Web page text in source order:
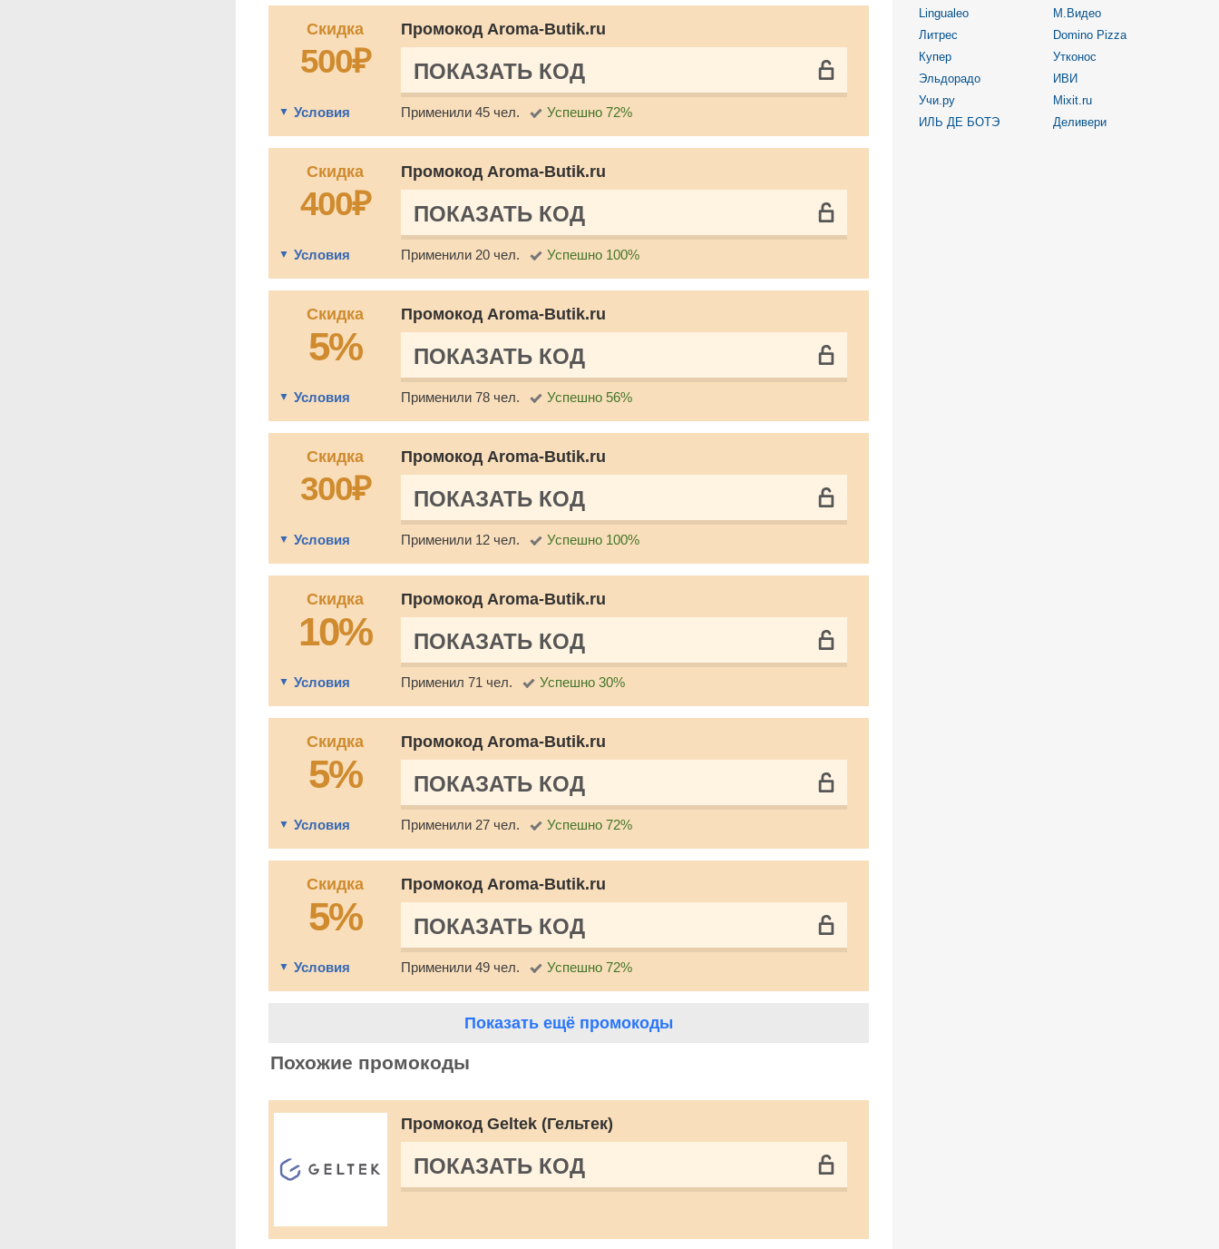
Скидка
500₽
Промокод Aroma-Butik.ru
ПОКАЗАТЬ КОД
Условия Применили 45 чел. Успешно 72%
Скидка
400₽
Промокод Aroma-Butik.ru
ПОКАЗАТЬ КОД
Условия Применили 20 чел. Успешно 100%
Скидка
5%
Промокод Aroma-Butik.ru
ПОКАЗАТЬ КОД
Условия Применили 78 чел. Успешно 56%
Скидка
300₽
Промокод Aroma-Butik.ru
ПОКАЗАТЬ КОД
Условия Применили 12 чел. Успешно 100%
Скидка
10%
Промокод Aroma-Butik.ru
ПОКАЗАТЬ КОД
Условия Применил 71 чел. Успешно 30%
Скидка
5%
Промокод Aroma-Butik.ru
ПОКАЗАТЬ КОД
Условия Применили 27 чел. Успешно 72%
Скидка
5%
Промокод Aroma-Butik.ru
ПОКАЗАТЬ КОД
Условия Применили 49 чел. Успешно 72%
Показать ещё промокоды
Похожие промокоды
Промокод Geltek (Гельтек)
ПОКАЗАТЬ КОД
Lingualeo
М.Видео
Литрес
Domino Pizza
Купер
Утконос
Эльдорадо
ИВИ
Учи.ру
Mixit.ru
ИЛЬ ДЕ БОТЭ
Деливери